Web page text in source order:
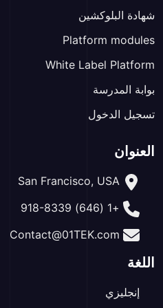
شهادة البلوكشين
Platform modules
White Label Platform
بوابة المدرسة
تسجيل الدخول
العنوان
+1 (646) 918-8339
Contact@01TEK.com
اللغة
إنجليزي